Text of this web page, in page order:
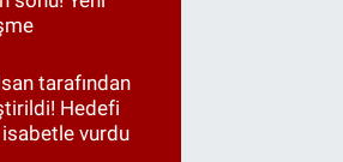
tarafından
Hedefi
vurdu